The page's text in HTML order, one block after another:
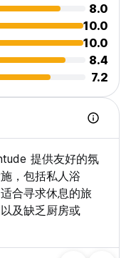
8.0
10.0
10.0
8.4
7.2
提供友好的氛
，包括私人浴
合寻求休息的旅
及缺乏厨房或